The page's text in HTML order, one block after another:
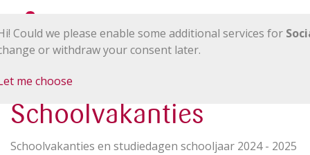
Schoolvakanties
Schoolvakanties en studiedagen schooljaar 2024 - 2025
Could we please enable some additional services for
or withdraw your consent later.
me choose